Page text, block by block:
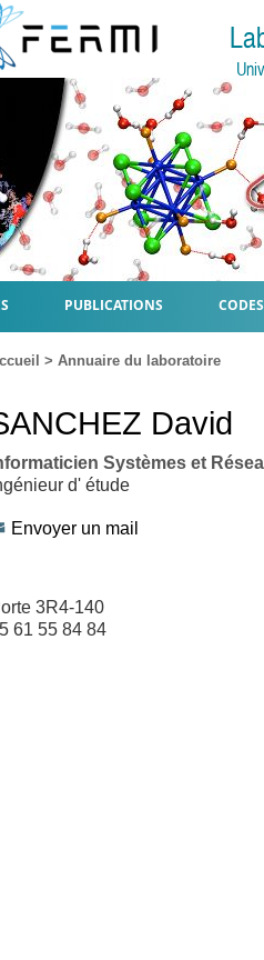
PUBLICATIONS
> Annuaire du laboratoire
David
Systèmes et
d' étude
Envoyer un mail
3R4-140
61 55 84 84